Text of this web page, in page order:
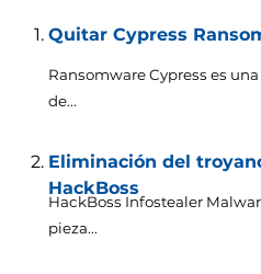
Quitar Cypress
Ransomware Cypress es
de...
Eliminación del
HackBoss
HackBoss Infostealer
pieza...